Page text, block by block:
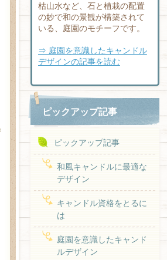
枯山水など、石と植栽の配置
の妙で和の景観が構築されて
いる、庭園のモチーフです。
⇒ 庭園を意識したキャンドル
デザインの記事を読む
ピックアップ記事
ピックアップ記事
和風キャンドルに最適な
デザイン
キャンドル資格をとるに
は
庭園を意識したキャンド
ルデザイン